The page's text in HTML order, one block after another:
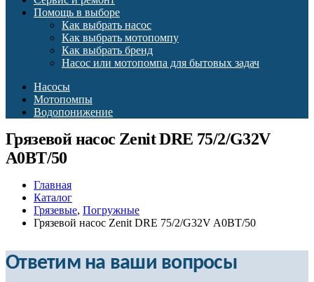
Помощь в выборе
Как выбрать насос
Как выбрать мотопомпу
Как выбрать бренд
Насос или мотопомпа для бытовых задач
Насосы
Мотопомпы
Водопонижение
Грязевой насос Zenit DRE 75/2/G32V
A0BT/50
Главная
Каталог
Грязевые, Погружные
Грязевой насос Zenit DRE 75/2/G32V A0BT/50
Ответим на ваши вопросы